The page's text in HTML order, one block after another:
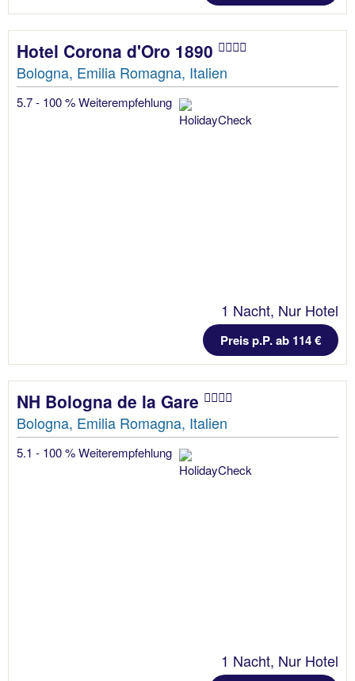
Hotel Corona d'Oro 1890
Bologna, Emilia Romagna, Italien
5.7 - 100 % Weiterempfehlung
1 Nacht, Nur Hotel
Preis p.P. ab 114 €
NH Bologna de la Gare
Bologna, Emilia Romagna, Italien
5.1 - 100 % Weiterempfehlung
1 Nacht, Nur Hotel